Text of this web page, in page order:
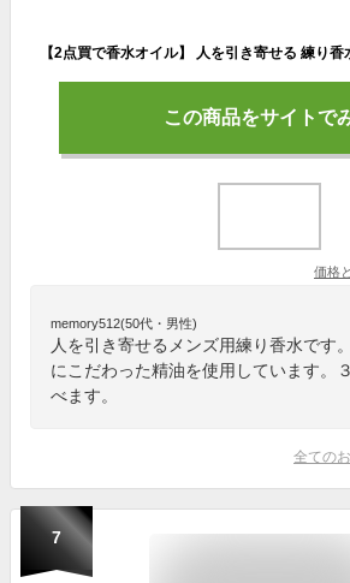
この商品をサイトで
価格
memory512(50代・男性)
人を引き寄せるメンズ用練り香水です
にこだわった精油を使用しています。
べます。
全ての
7